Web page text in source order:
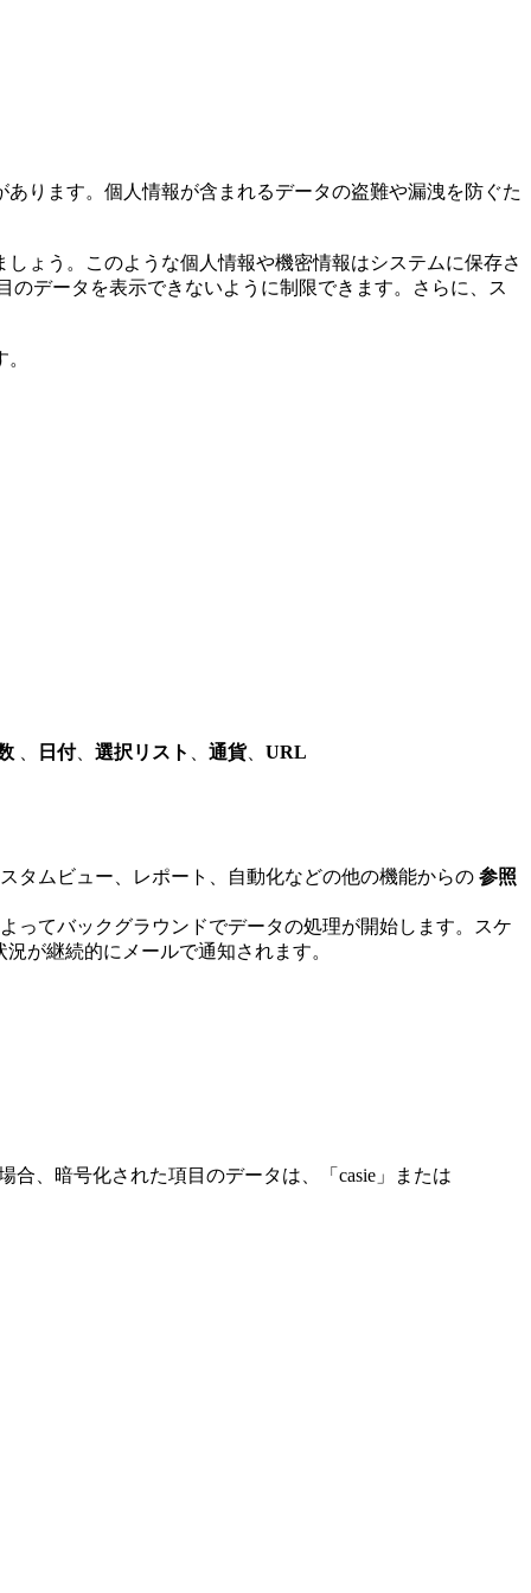
ります。個人情報が含まれるデータの盗難や漏洩を防ぐた
ょう。このような個人情報や機密情報はシステムに保存さ
のデータを表示できないように制限できます。さらに、ス
日付、 選択リスト 通貨、 URL
タムビュー、レポート、自動化などの他の機能からの 参照
ってバックグラウンドでデータの処理が開始します。スケ
が継続的にメールで通知されます。
合、暗号化された項目のデータは、「casie」または